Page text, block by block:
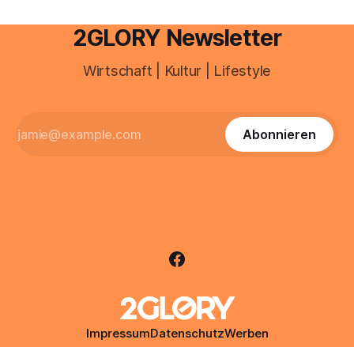
2GLORY Newsletter
Wirtschaft | Kultur | Lifestyle
Abonnieren
ImpressumDatenschutzWerben